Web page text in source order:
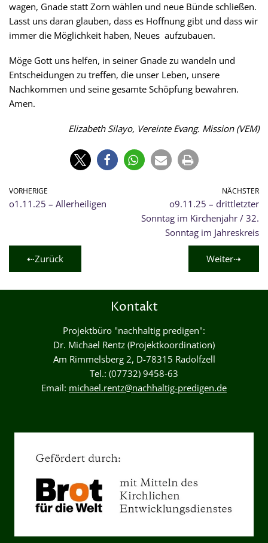
wagen, Gnade statt Zorn wählen und neue Bünde schließen.
Lasst uns daran glauben, dass es Hoffnung gibt und dass wir
immer die Möglichkeit haben, Neues aufzubauen.
Möge Gott uns helfen, in seiner Gnade zu wandeln und
Entscheidungen zu treffen, die unser Leben, unsere
Nachkommen und seine gesamte Schöpfung bewahren.
Amen.
Elizabeth Silayo, Vereinte Evang. Mission (VEM)
VORHERIGE
o1.11.25 – Allerheiligen
NÄCHSTER
o9.11.25 – drittletzter
Sonntag im Kirchenjahr / 32.
Sonntag im Jahreskreis
⇠Zurück Weiter⇢
Kontakt
Projektbüro "nachhaltig predigen":
Dr. Michael Rentz (Projektkoordination)
Am Rimmelsberg 2, D-78315 Radolfzell
Tel.: (07732) 9458-63
Email: michael.rentz@nachhaltig-predigen.de